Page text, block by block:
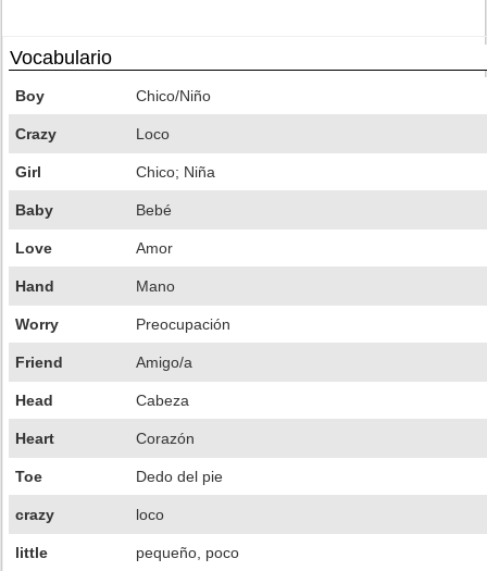
Vocabulario
Boy Chico/Niño
Crazy Loco
Girl Chico; Niña
Baby Bebé
Love Amor
Hand Mano
Worry Preocupación
Friend Amigo/a
Head Cabeza
Heart Corazón
Toe Dedo del pie
crazy loco
little pequeño, poco